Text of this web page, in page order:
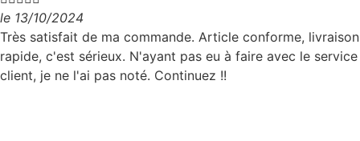
le 13/10/2024
Très satisfait de ma commande. Article conforme, livraison
rapide, c'est sérieux. N'ayant pas eu à faire avec le service
client, je ne l'ai pas noté. Continuez !!